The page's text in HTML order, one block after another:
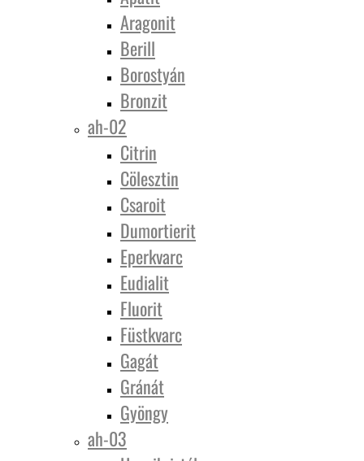
Aragonit
Berill
Borostyán
Bronzit
ah-02
Citrin
Cölesztin
Csaroit
Dumortierit
Eperkvarc
Eudialit
Fluorit
Füstkvarc
Gagát
Gránát
Gyöngy
ah-03